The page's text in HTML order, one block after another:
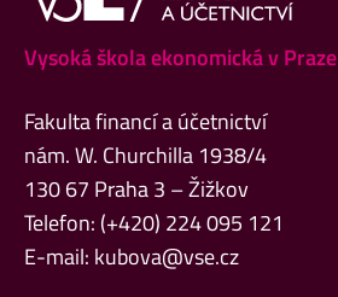
Vysoká škola ekonomická v Praze
Fakulta financí a účetnictví
nám. W. Churchilla 1938/4
130 67 Praha 3 – Žižkov
Telefon: (+420) 224 095 121
E-mail: kubova@vse.cz